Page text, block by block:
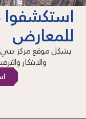
للمعارض
يشكل موقع مركز دبي
والابتكار